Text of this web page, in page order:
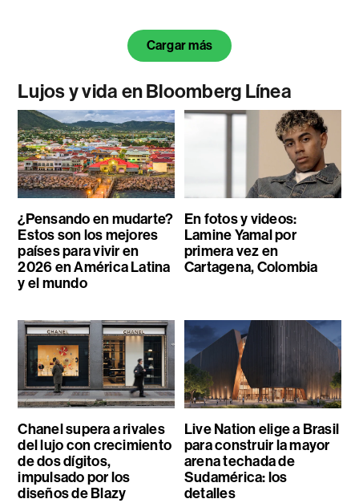
Cargar más
Lujos y vida en Bloomberg Línea
¿Pensando en mudarte?
Estos son los mejores
países para vivir en
2026 en América Latina
y el mundo
En fotos y videos:
Lamine Yamal por
primera vez en
Cartagena, Colombia
Chanel supera a rivales
del lujo con crecimiento
de dos dígitos,
impulsado por los
diseños de Blazy
Live Nation elige a Brasil
para construir la mayor
arena techada de
Sudamérica: los
detalles